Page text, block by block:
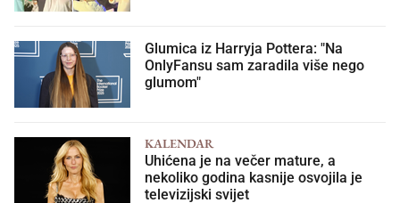
Glumica iz Harryja Pottera: "Na
OnlyFansu sam zaradila više nego
glumom"
KALENDAR
Uhićena je na večer mature, a
nekoliko godina kasnije osvojila je
televizijski svijet